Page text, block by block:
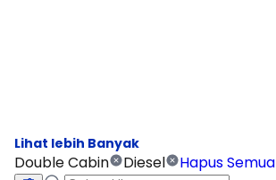
Double Cabin Diesel
Hapus Semua